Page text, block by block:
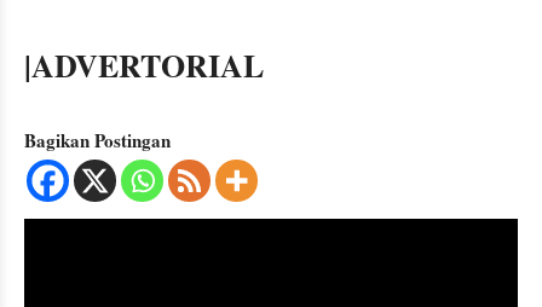
|ADVERTORIAL
Bagikan Postingan